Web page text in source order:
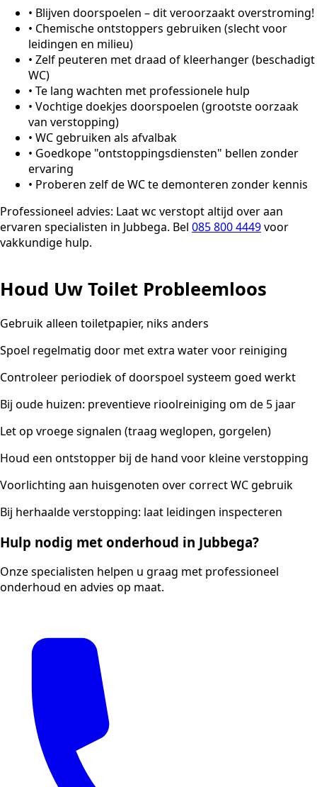
• Blijven doorspoelen – dit veroorzaakt overstroming!
• Chemische ontstoppers gebruiken (slecht voor
leidingen en milieu)
• Zelf peuteren met draad of kleerhanger (beschadigt
WC)
• Te lang wachten met professionele hulp
• Vochtige doekjes doorspoelen (grootste oorzaak
van verstopping)
• WC gebruiken als afvalbak
• Goedkope "ontstoppingsdiensten" bellen zonder
ervaring
• Proberen zelf de WC te demonteren zonder kennis
Professioneel advies: Laat wc verstopt altijd over aan
ervaren specialisten in Jubbega. Bel 085 800 4449voor
vakkundige hulp.
Houd Uw Toilet Probleemloos
Gebruik alleen toiletpapier, niks anders
Spoel regelmatig door met extra water voor reiniging
Controleer periodiek of doorspoel systeem goed werkt
Bij oude huizen: preventieve rioolreiniging om de 5 jaar
Let op vroege signalen (traag weglopen, gorgelen)
Houd een ontstopper bij de hand voor kleine verstopping
Voorlichting aan huisgenoten over correct WC gebruik
Bij herhaalde verstopping: laat leidingen inspecteren
Hulp nodig met onderhoud in Jubbega?
Onze specialisten helpen u graag met professioneel
onderhoud en advies op maat.